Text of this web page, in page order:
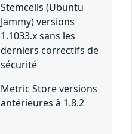
Stemcells (Ubuntu
Jammy) versions
1.1033.x sans les
derniers correctifs de
sécurité
Metric Store versions
antérieures à 1.8.2